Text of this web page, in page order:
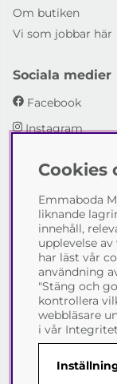
Om butiken
Vi som jobbar här
Sociala medier
Facebook
Instagram
Emmaboda
I fyra
sina hem och
möbeldesign av
skapa ditt
hur vi kan
Telefon:0471-
E-post:
Cookies
Emmaboda
liknande
innehåll,
upplevelse
har läst vår
användning
"Stäng och
kontrollera
webbläsare
i vår